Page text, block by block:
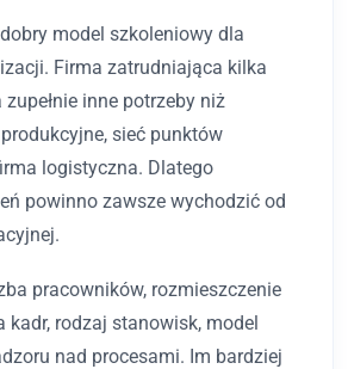
model szkoleniowy dla
Firma zatrudniająca kilka
inne potrzeby niż
sieć punktów
logistyczna. Dlatego
powinno zawsze wychodzić od
pracowników, rozmieszczenie
kadr, rodzaj stanowisk, model
nad procesami. Im bardziej